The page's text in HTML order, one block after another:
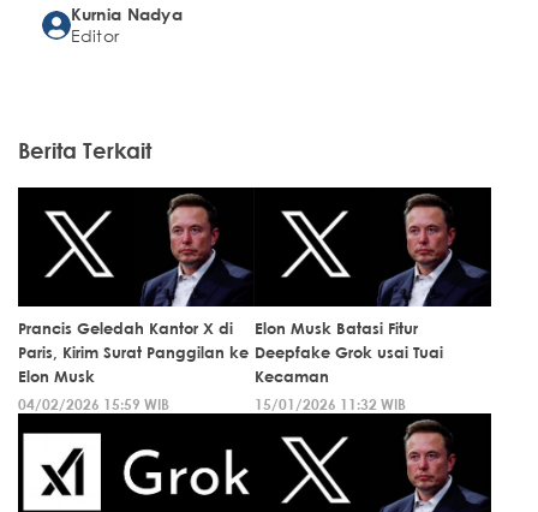
Kurnia Nadya
Editor
Berita Terkait
Prancis Geledah Kantor X di
Paris, Kirim Surat Panggilan ke
Elon Musk
04/02/2026 15:59 WIB
Elon Musk Batasi Fitur
Deepfake Grok usai Tuai
Kecaman
15/01/2026 11:32 WIB